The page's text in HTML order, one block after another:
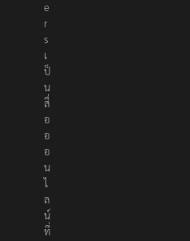
r
t
e
r
s
เ
ป็
น
สื่
อ
อ
อ
น
ไ
ล